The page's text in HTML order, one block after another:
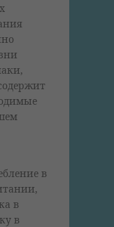
в
в
в